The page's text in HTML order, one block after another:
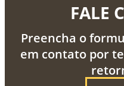
FALE
Preencha o
em contato por